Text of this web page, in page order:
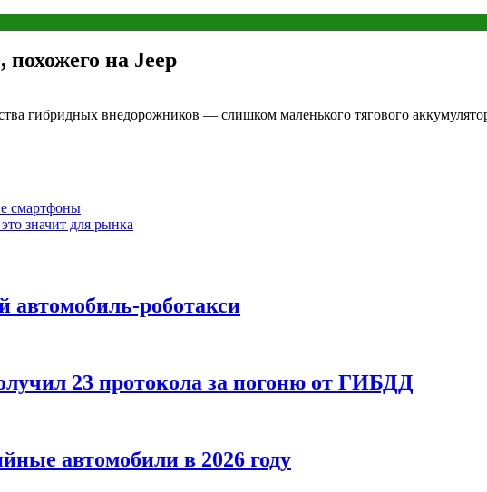
на Jeep
гибридных внедорожников — слишком маленького тягового
смартфоны
значит для рынка
роботакси
23 протокола за погоню от ГИБДД
автомобили в 2026 году